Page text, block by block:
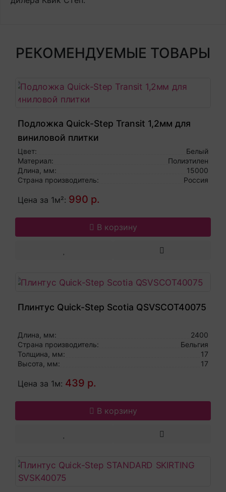
РЕКОМЕНДУЕМЫЕ ТОВАРЫ
Подложка Quick-Step Transit 1,2мм для
виниловой плитки
Цвет:
Белый
Материал:
Полиэтилен
Длина, мм:
15000
Страна производитель:
Россия
Цена за 1м²: 990 р.
В корзину
Плинтус Quick-Step Scotia QSVSCOT40075
Длина, мм:
2400
Страна производитель:
Бельгия
Толщина, мм:
17
Высота, мм:
17
Цена за 1м: 439 р.
В корзину